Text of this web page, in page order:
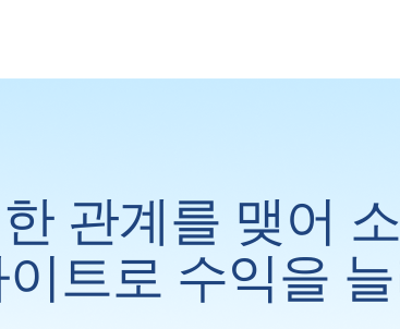
관계를 맺어
트로 수익을